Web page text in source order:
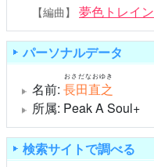
【編曲】 夢色トレイン
パーソナルデータ
名前: 長田直之
おさだなおゆき
所属: Peak A Soul+
検索サイトで調べる